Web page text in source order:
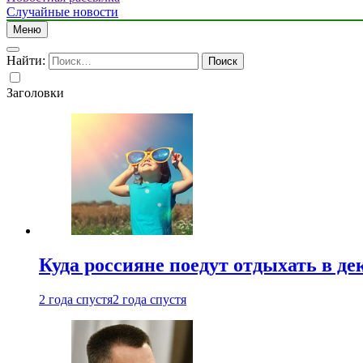
Случайные новости
Меню
Найти:
Заголовки
Куда россияне поедут отдыхать в
2 года спустя2 года спустя